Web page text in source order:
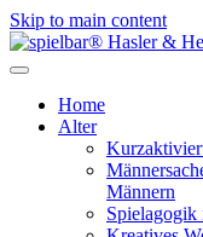
Skip to main content
Home
Alter
Männern